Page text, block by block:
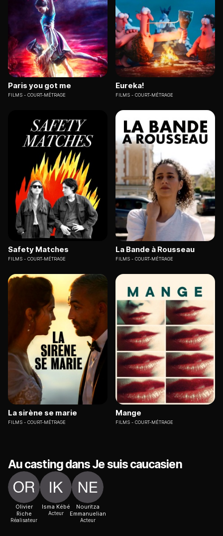
Paris you got me
FILMS COURT-MÉTRAGE
Eureka!
FILMS COURT-MÉTRAGE
Safety Matches
FILMS COURT-MÉTRAGE
La Bande à Rousseau
FILMS COURT-MÉTRAGE
La sirène se marie
FILMS COURT-MÉTRAGE
Mange
FILMS COURT-MÉTRAGE
Au casting dans Je suis caucasien
Olivier
Riche
Réalisateur
Isma Kébé
Acteur
Nouritza
Emmanuelian
Acteur